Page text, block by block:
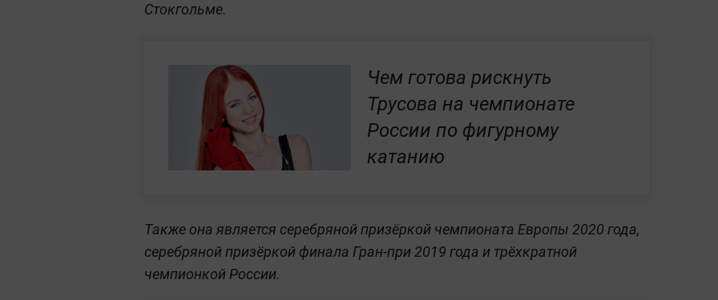
Стокгольме.
Чем готова рискнуть
Трусова на чемпионате
России по фигурному
катанию
Также она является серебряной призёркой чемпионата Европы 2020 года,
серебряной призёркой финала Гран-при 2019 года и трёхкратной
чемпионкой России.